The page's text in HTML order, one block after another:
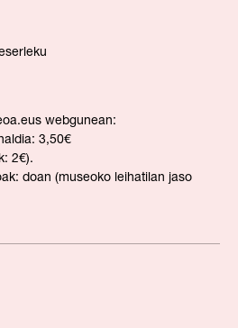
webgunean:
3,50€
2€).
doan (museoko leihatilan jaso